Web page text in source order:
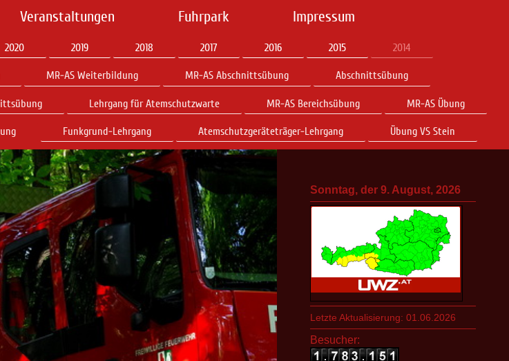
Veranstaltungen Fuhrpark Impressum
2020 2019 2018 2017 2016 2015 2014
MR-AS Weiterbildung MR-AS Abschnittsübung Abschnittsübung
Lehrgang für Atemschutzwarte MR-AS Bereichsübung MR-AS Übung
Funkgrund-Lehrgang Atemschutzgeräteträger-Lehrgang Übung VS Stein
Sonntag, der 9. August, 2026
Letzte Aktualisierung: 01.06.2026
Besucher: